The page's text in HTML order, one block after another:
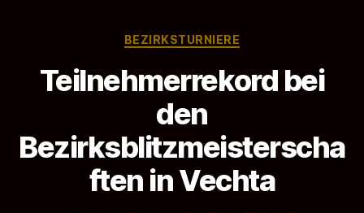
Kategorien
BEZIRKSTURNIERE
Teilnehmerrekord bei
den
Bezirksblitzmeisterscha
ften in Vechta